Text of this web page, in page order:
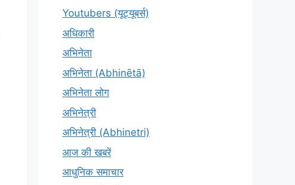
Youtubers (यूट्यूबर्स)
अधिकारी
अभिनेता
अभिनेता (Abhinētā)
अभिनेता लोग
अभिनेत्री
अभिनेत्री (Abhinetri)
आज की खबरें
आधुनिक समाचार